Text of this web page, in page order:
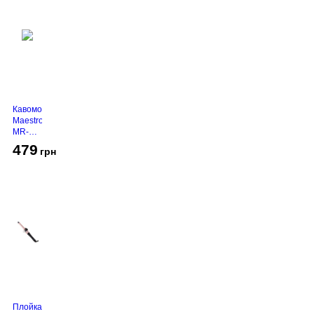
Кавомолка
Maestro
MR-
Grey
479 грн
Плойка